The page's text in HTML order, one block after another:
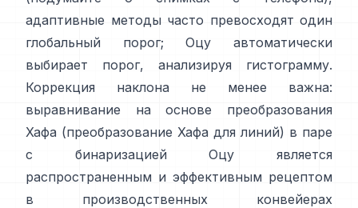
адаптивные методы часто превосходят один
глобальный порог; Оцу автоматически
выбирает порог, анализируя гистограмму.
Коррекция наклона не менее важна:
выравнивание на основе преобразования
Хафа (преобразование Хафа для линий) в паре
с бинаризацией Оцу является
распространенным и эффективным рецептом
в производственных конвейерах